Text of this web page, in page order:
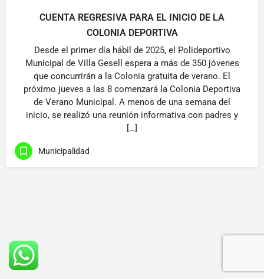
CUENTA REGRESIVA PARA EL INICIO DE LA
COLONIA DEPORTIVA
Desde el primer día hábil de 2025, el Polideportivo
Municipal de Villa Gesell espera a más de 350 jóvenes
que concurrirán a la Colonia gratuita de verano. El
próximo jueves a las 8 comenzará la Colonia Deportiva
de Verano Municipal. A menos de una semana del
inicio, se realizó una reunión informativa con padres y
[…]
Municipalidad